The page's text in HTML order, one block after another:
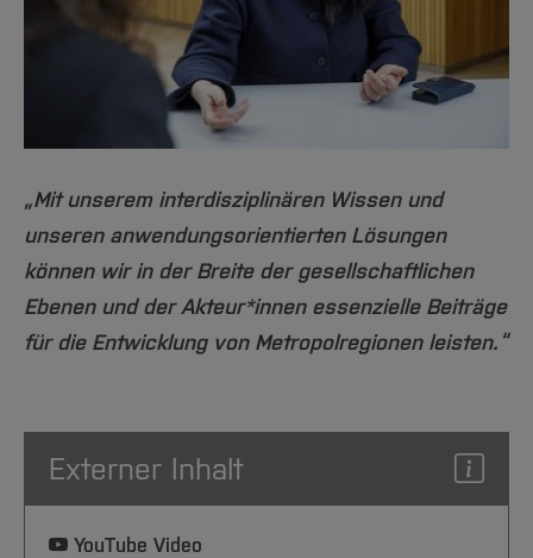
„Mit unserem interdisziplinären Wissen und
unseren anwendungsorientierten Lösungen
können wir in der Breite der gesellschaftlichen
Ebenen und der Akteur*innen essenzielle Beiträge
für die Entwicklung von Metropolregionen leisten.“
Externer Inhalt
YouTube Video